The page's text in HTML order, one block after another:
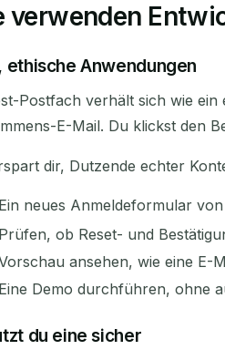
verwenden
ethische Anwendungen
Postfach verhält sich wie
E-Mail. Du klickst den
dir, Dutzende echter
Ein neues Anmeldeformular
Prüfen, ob Reset- und
ansehen, wie eine E-
Eine Demo durchführen, ohne
du eine sicher